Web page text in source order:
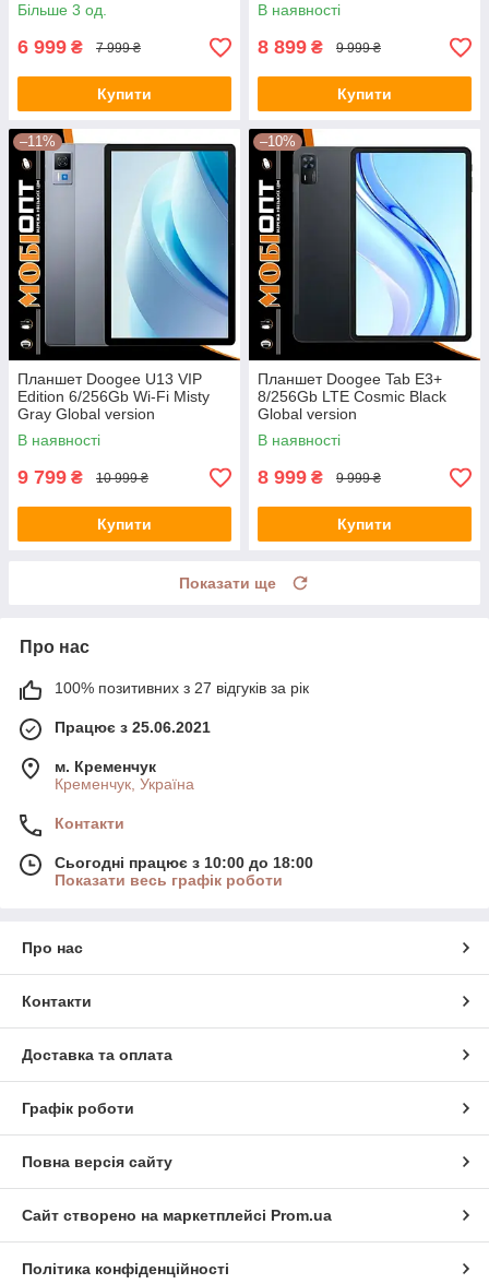
Більше 3 од.
6 999 ₴ 7 999 ₴
Купити
В наявності
8 899 ₴ 9 999 ₴
Купити
–11%
Планшет Doogee U13 VIP
Edition 6/256Gb Wi-Fi Misty
Gray Global version
В наявності
9 799 ₴ 10 999 ₴
Купити
–10%
Планшет Doogee Tab E3+
8/256Gb LTE Cosmic Black
Global version
В наявності
8 999 ₴ 9 999 ₴
Купити
Показати ще
Про нас
100% позитивних з 27 відгуків за рік
Працює з 25.06.2021
м. Кременчук
Кременчук, Україна
Контакти
Сьогодні працює з 10:00 до 18:00
Показати весь графік роботи
Про нас
Контакти
Доставка та оплата
Графік роботи
Повна версія сайту
Сайт створено на маркетплейсі Prom.ua
Політика конфіденційності